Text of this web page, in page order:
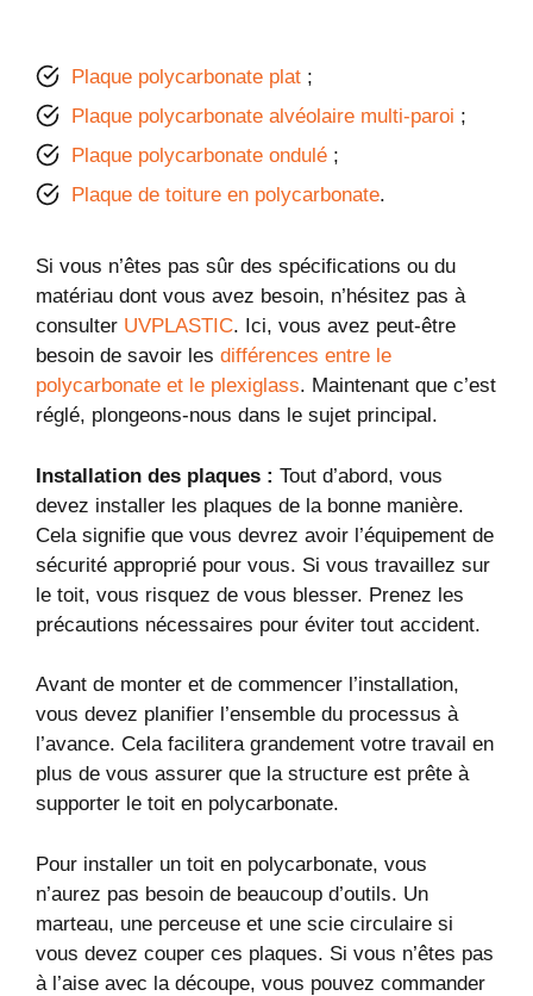
Plaque polycarbonate plat ;
Plaque polycarbonate alvéolaire multi-paroi ;
Plaque polycarbonate ondulé ;
Plaque de toiture en polycarbonate.
Si vous n’êtes pas sûr des spécifications ou du
matériau dont vous avez besoin, n’hésitez pas à
consulter UVPLASTIC. Ici, vous avez peut-être
besoin de savoir les différences entre le
polycarbonate et le plexiglass. Maintenant que c’est
réglé, plongeons-nous dans le sujet principal.
Installation des plaques : Tout d’abord, vous
devez installer les plaques de la bonne manière.
Cela signifie que vous devrez avoir l’équipement de
sécurité approprié pour vous. Si vous travaillez sur
le toit, vous risquez de vous blesser. Prenez les
précautions nécessaires pour éviter tout accident.
Avant de monter et de commencer l’installation,
vous devez planifier l’ensemble du processus à
l’avance. Cela facilitera grandement votre travail en
plus de vous assurer que la structure est prête à
supporter le toit en polycarbonate.
Pour installer un toit en polycarbonate, vous
n’aurez pas besoin de beaucoup d’outils. Un
marteau, une perceuse et une scie circulaire si
vous devez couper ces plaques. Si vous n’êtes pas
à l’aise avec la découpe, vous pouvez commander